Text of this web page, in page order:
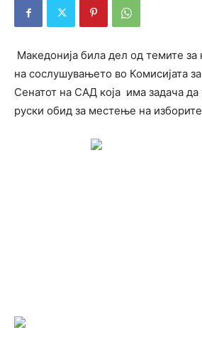
Македонија била дел од темите за
на сослушувањето во Комисијата
Сенатот на САД која има задача
руски обид за местење на